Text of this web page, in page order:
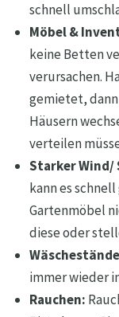
schnell
Möbel &
keine Betten
verursachen.
gemietet,
Häusern
verteilen
Starker Wind/
kann es
Gartenmöbel
diese oder
immer wieder
Rauchen: